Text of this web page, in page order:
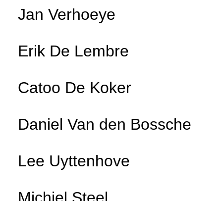
Jan Verhoeye
Erik De Lembre
Catoo De Koker
Daniel Van den Bossche
Lee Uyttenhove